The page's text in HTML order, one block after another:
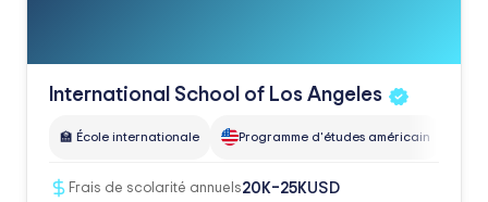
International School of Los Angeles
🏫 École internationale Programme d'études américain
Frais de scolarité annuels20K–25KUSD